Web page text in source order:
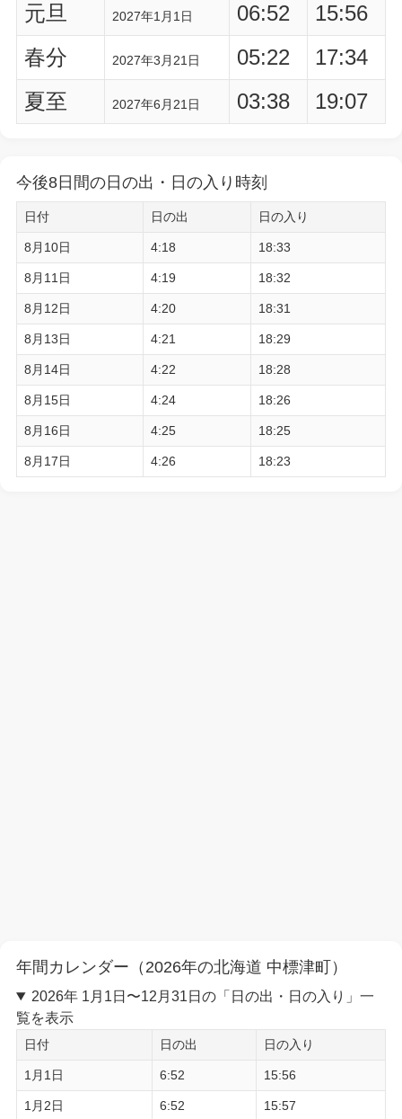
元旦
2027年1月1日 06:52
15:56
春分
2027年3月21日 05:22
17:34
夏至
2027年6月21日 03:38 19:07
今後8日間の日の出・日の入り時刻
日付 日の出 日の入り
8月10日 4:18 18:33
8月11日 4:19 18:32
8月12日 4:20 18:31
8月13日 4:21 18:29
8月14日 4:22 18:28
8月15日 4:24 18:26
8月16日 4:25 18:25
8月17日 4:26 18:23
年間カレンダー（2026年の北海道 中標津町）
2026年 1月1日〜12月31日の「日の出・日の入り」一
覧を表示
日付 日の出 日の入り
1月1日 6:52 15:56
1月2日 6:52 15:57